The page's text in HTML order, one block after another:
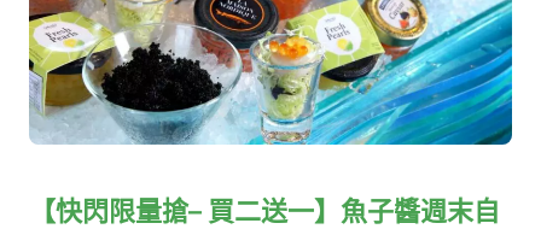
【快閃限量搶– 買二送一】魚子醬週末自